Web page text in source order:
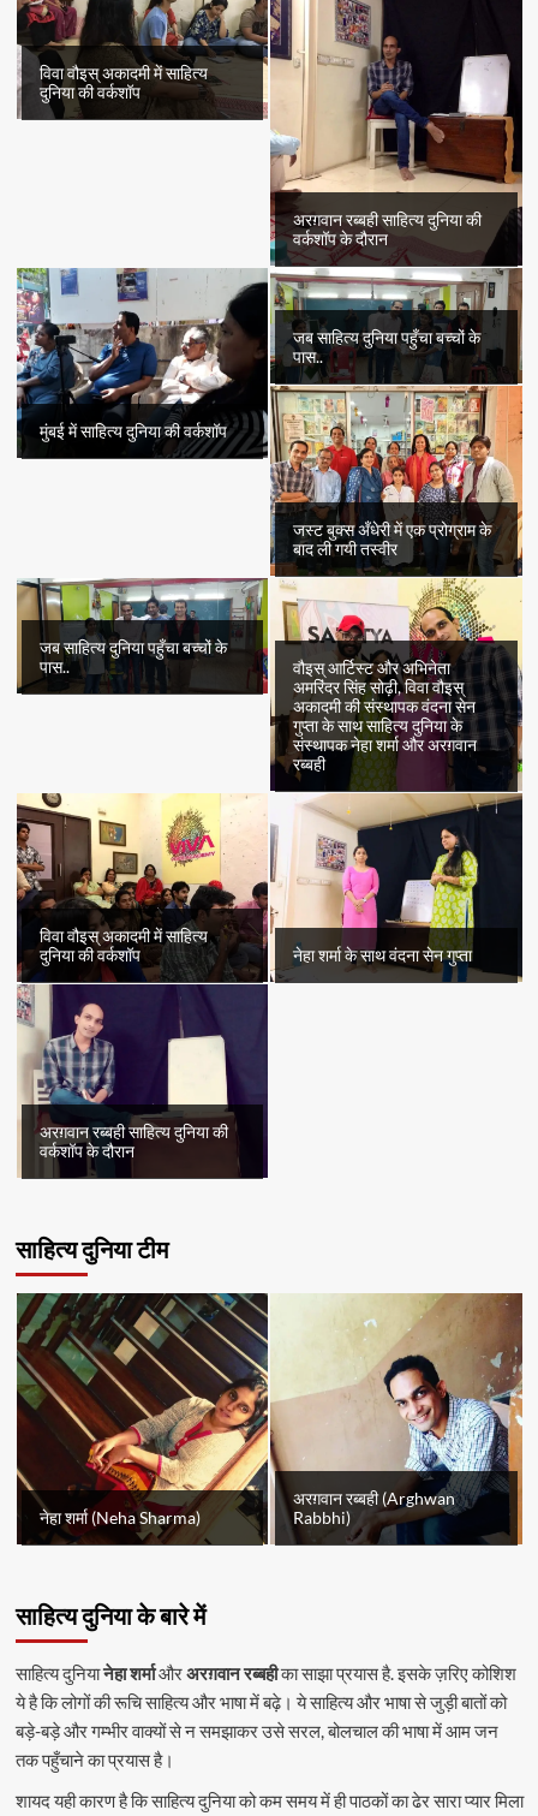
विवा वौइस् अकादमी में साहित्य
दुनिया की वर्कशॉप
अरग़वान रब्बही साहित्य दुनिया की
वर्कशॉप के दौरान
मुंबई में साहित्य दुनिया की वर्कशॉप
जब साहित्य दुनिया पहुँचा बच्चों के
पास..
जस्ट बुक्स अँधेरी में एक प्रोग्राम के
बाद ली गयी तस्वीर
जब साहित्य दुनिया पहुँचा बच्चों के
पास..
वौइस् आर्टिस्ट और अभिनेता
अमरिंदर सिंह सोढ़ी, विवा वौइस्
अकादमी की संस्थापक वंदना सेन
गुप्ता के साथ साहित्य दुनिया के
संस्थापक नेहा शर्मा और अरग़वान
रब्बही
विवा वौइस् अकादमी में साहित्य
दुनिया की वर्कशॉप
नेहा शर्मा के साथ वंदना सेन गुप्ता
अरग़वान रब्बही साहित्य दुनिया की
वर्कशॉप के दौरान
साहित्य दुनिया टीम
नेहा शर्मा (Neha Sharma)
अरग़वान रब्बही (Arghwan
Rabbhi)
साहित्य दुनिया के बारे में
साहित्य दुनियानेहा शर्माऔरअरग़वान रब्बहीका साझा प्रयास है. इसके ज़रिए कोशिश
ये है कि लोगों की रूचि साहित्य और भाषा में बढ़े। ये साहित्य और भाषा से जुड़ी बातों को
बड़े-बड़े और गम्भीर वाक्यों से न समझाकर उसे सरल, बोलचाल की भाषा में आम जन
तक पहुँचाने का प्रयास है।
शायद यही कारण है कि साहित्य दुनिया को कम समय में ही पाठकों का ढेर सारा प्यार मिला